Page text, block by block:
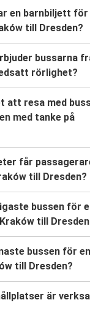
en barnbiljett för
till Dresden?
bussarna
rörlighet?
att resa med
med tanke på
får
till Dresden?
bussen för
till
bussen för
till Dresden?
är